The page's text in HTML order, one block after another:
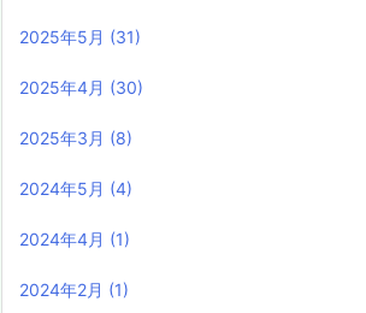
2025年5月 (31)
2025年4月 (30)
2025年3月 (8)
2024年5月 (4)
2024年4月 (1)
2024年2月 (1)